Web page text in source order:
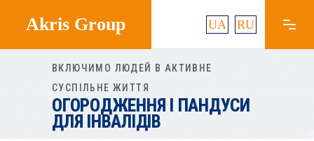
Akris Group UA RU
ВКЛЮЧИМО ЛЮДЕЙ В АКТИВНЕ
СУСПІЛЬНЕ ЖИТТЯ
ОГОРОДЖЕННЯ І ПАНДУСИ
ДЛЯ ІНВАЛІДІВ